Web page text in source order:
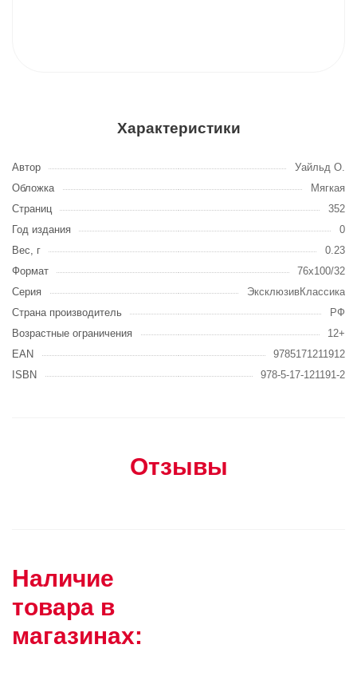
Характеристики
Автор
Уайльд О.
Обложка
Мягкая
Страниц
352
Год издания
0
Вес, г
0.23
Формат
76x100/32
Серия
ЭксклюзивКлассика
Страна производитель
РФ
Возрастные ограничения
12+
EAN
9785171211912
ISBN
978-5-17-121191-2
Отзывы
Наличие
товара в
магазинах: